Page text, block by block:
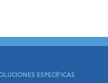
ESPECÍFICAS